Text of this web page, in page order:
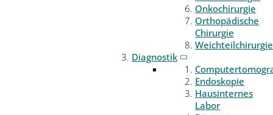
Onkochirurgie
Orthopädische
Chirurgie
Weichteilchirurgie
Diagnostik
Endoskopie
Hausinternes
Labor